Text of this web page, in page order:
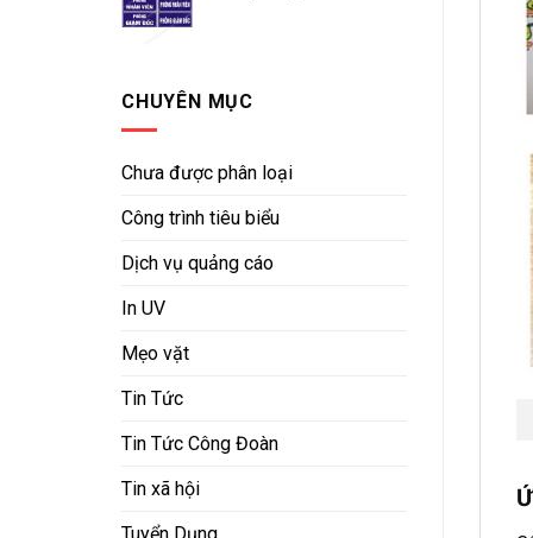
CHUYÊN MỤC
Chưa được phân loại
Công trình tiêu biểu
Dịch vụ quảng cáo
In UV
Mẹo vặt
Tin Tức
Tin Tức Công Đoàn
Tin xã hội